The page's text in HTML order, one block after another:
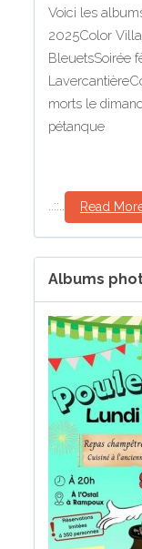
Voici les
2025Color
BleuetsSoirée
morts le
pétanque
..::.. Read
Albums